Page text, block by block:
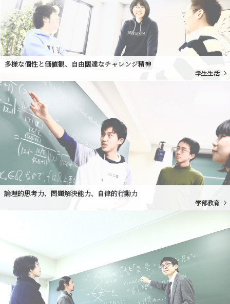
多様な個性と価値観、自由闊達なチャレンジ精神
学生生活
論理的思考力、問題解決能力、自律的行動力
学部教育